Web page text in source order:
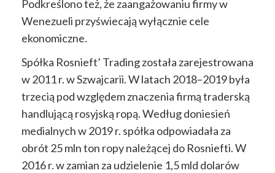
Podkreślono też, że zaangażowaniu firmy w
Wenezueli przyświecają wyłącznie cele
ekonomiczne.
Spółka Rosnieft’ Trading została zarejestrowana
w 2011 r. w Szwajcarii. W latach 2018–2019 była
trzecią pod względem znaczenia firmą traderską
handlującą rosyjską ropą. Według doniesień
medialnych w 2019 r. spółka odpowiadała za
obrót 25 mln ton ropy należącej do Rosniefti. W
2016 r. w zamian za udzielenie 1,5 mld dolarów